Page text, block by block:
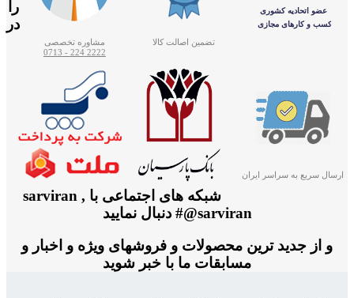
تضمین اصالت کالا
مشاوره تخصصی
2222 224 - 0713
ارسال سریع به سراسر ایران
را
در
شبکه های اجتماعی با sarviran ,
@sarviran# دنبال نمایید
و از جدید ترین محصولات و فروشهای ویژه و اخبار و
مسابقات ما با خبر شوید